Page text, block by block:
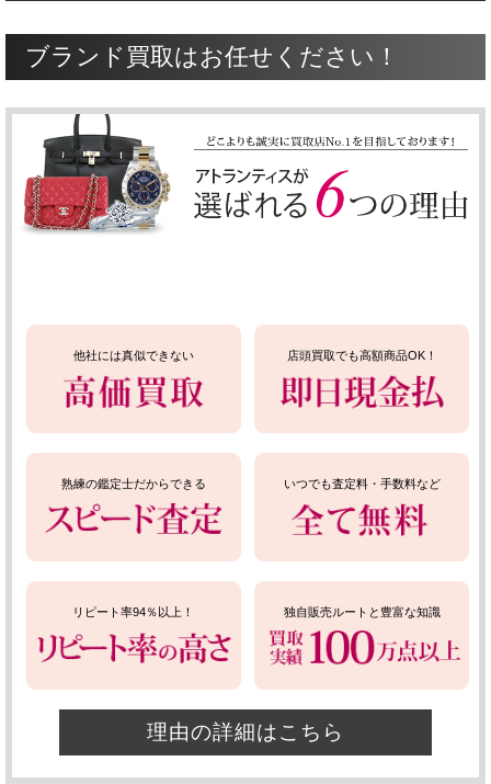
ブランド買取はお任せください！
他社には真似できない 店頭買取でも高額商品OK！
熟練の鑑定士だからできる いつでも査定料・手数料など
リピート率94％以上！ 独自販売ルートと豊富な知識
理由の詳細はこちら